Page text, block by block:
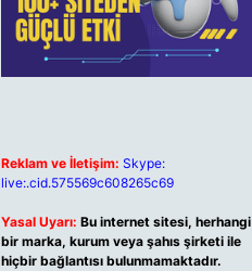
Reklam ve İletişim: Skype:
live:.cid.575569c608265c69
Yasal Uyarı: Bu internet sitesi, herhangi
bir marka, kurum veya şahıs şirketi ile
hiçbir bağlantısı bulunmamaktadır.